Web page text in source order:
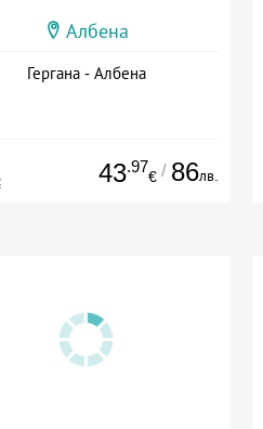
Албена
Гергана - Албена
43.97
€ / 86лв.